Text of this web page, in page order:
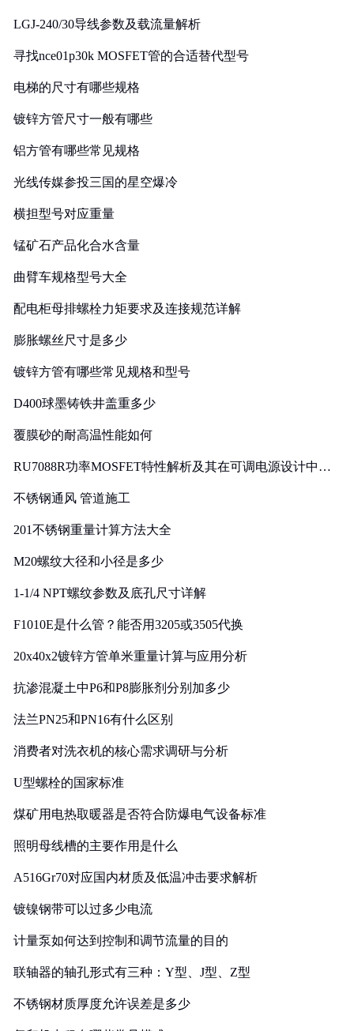
LGJ-240/30导线参数及载流量解析
寻找nce01p30k MOSFET管的合适替代型号
电梯的尺寸有哪些规格
镀锌方管尺寸一般有哪些
铝方管有哪些常见规格
光线传媒参投三国的星空爆冷
横担型号对应重量
锰矿石产品化合水含量
曲臂车规格型号大全
配电柜母排螺栓力矩要求及连接规范详解
膨胀螺丝尺寸是多少
镀锌方管有哪些常见规格和型号
D400球墨铸铁井盖重多少
覆膜砂的耐高温性能如何
RU7088R功率MOSFET特性解析及其在可调电源设计中的
不锈钢通风 管道施工
201不锈钢重量计算方法大全
M20螺纹大径和小径是多少
1-1/4 NPT螺纹参数及底孔尺寸详解
F1010E是什么管？能否用3205或3505代换
20x40x2镀锌方管单米重量计算与应用分析
抗渗混凝土中P6和P8膨胀剂分别加多少
法兰PN25和PN16有什么区别
消费者对洗衣机的核心需求调研与分析
U型螺栓的国家标准
煤矿用电热取暖器是否符合防爆电气设备标准
照明母线槽的主要作用是什么
A516Gr70对应国内材质及低温冲击要求解析
镀镍钢带可以过多少电流
计量泵如何达到控制和调节流量的目的
联轴器的轴孔形式有三种：Y型、J型、Z型
不锈钢材质厚度允许误差是多少